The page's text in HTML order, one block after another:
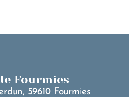
Fourmies
59610 Fourmies